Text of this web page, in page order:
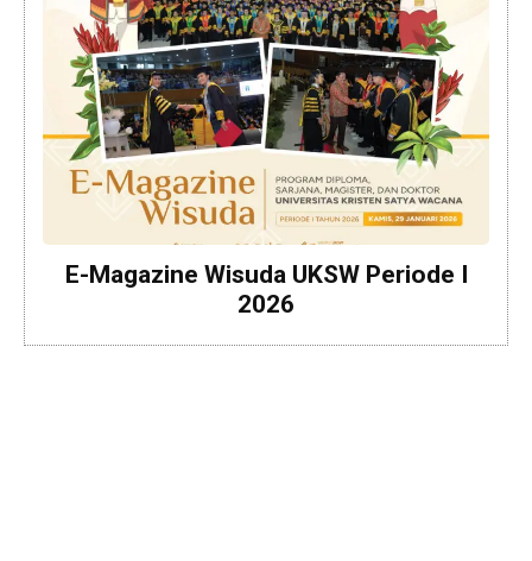
E-Magazine Wisuda UKSW Periode I
2026